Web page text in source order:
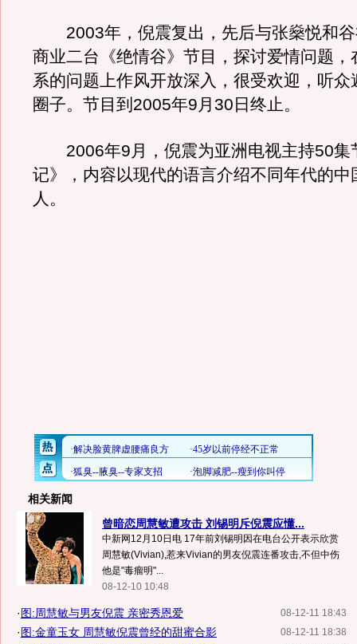
2003年，倪震复出，先后与张燊悦和谷
商业二台《绝情谷》节目，探讨爱情问题，
系的问题上作风开放深入，很受欢迎，听众
圈子。节目到2005年9月30日终止。
2006年9月，倪震为亚洲电视主持50集
记》，内容以现代的语言介绍不同年代的中
人。
相关新闻
曾暗恋周慧敏遭攻击 刘锡明斥倪震应懂...
中新网12月10日电 17年前刘锡明因在电台公开表示欣赏
周慧敏(Vivian),惹来Vivian的男友倪震连番攻击,不但中伤
他是"毒瘤明"...
08-12-10 10:48
08-12-11 18:43
·图:周慧敏与男友倪震 亲密秀恩爱
08-12-11 18:38
·图:金童玉女 周慧敏倪震曾经的甜蜜合影